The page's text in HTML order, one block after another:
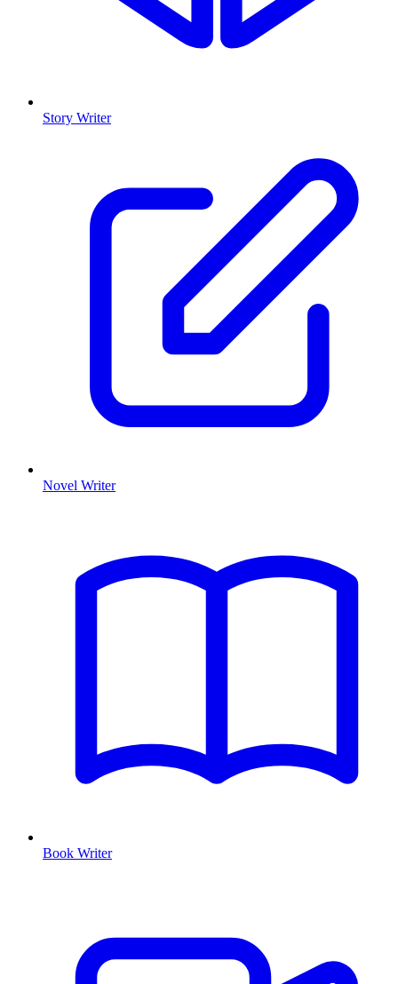
Story Writer
Novel Writer
Book Writer